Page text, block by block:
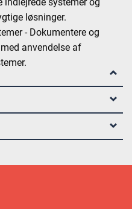
løsninger.
- Dokumentere og
anvendelse af